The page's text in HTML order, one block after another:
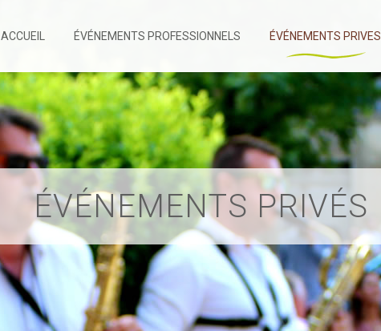
ACCUEIL ÉVÉNEMENTS PROFESSIONNELS ÉVÉNEMENTS PRIVES
ÉVÉNEMENTS PRIVÉS